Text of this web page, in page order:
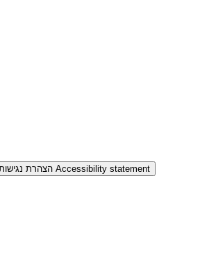
Accessibility statement